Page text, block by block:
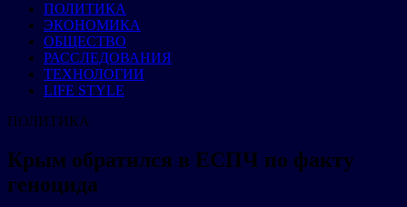
ПОЛИТИКА
ЭКОНОМИКА
ОБЩЕСТВО
РАССЛЕДОВАНИЯ
ТЕХНОЛОГИИ
LIFE STYLE
ПОЛИТИКА
Крым обратился в ЕСПЧ по факту
геноцида